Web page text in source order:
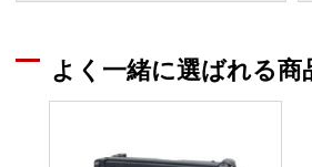
よく一緒に選ばれる商